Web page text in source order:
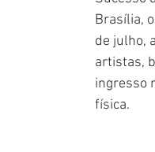
Brasília,
de julho,
artistas,
ingresso
física.